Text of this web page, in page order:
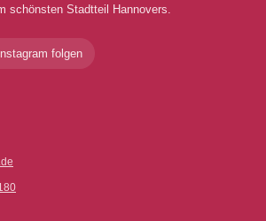
schönsten Stadtteil Hannovers.
folgen